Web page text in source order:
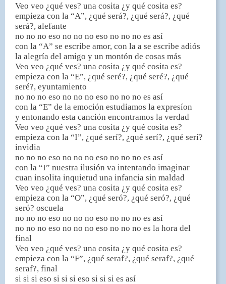
Veo veo ¿qué ves? una cosita ¿y qué cosita es?
empieza con la “A”, ¿qué será?, ¿qué será?, ¿qué
será?, alefante
no no no eso no no no eso no no no es así
con la “A” se escribe amor, con la a se escribe adiós
la alegría del amigo y un montón de cosas más
Veo veo ¿qué ves? una cosita ¿y qué cosita es?
empieza con la “E”, ¿qué seré?, ¿qué seré?, ¿qué
seré?, eyuntamiento
no no no eso no no no eso no no no es así
con la “E” de la emoción estudiamos la expresíon
y entonando esta canción encontramos la verdad
Veo veo ¿qué ves? una cosita ¿y qué cosita es?
empieza con la “I”, ¿qué serí?, ¿qué serí?, ¿qué serí?
invidia
no no no eso no no no eso no no no es así
con la “I” nuestra ilusión va intentando imaginar
cuan insolita inquietud una infancia sin maldad
Veo veo ¿qué ves? una cosita ¿y qué cosita es?
empieza con la “O”, ¿qué seró?, ¿qué seró?, ¿qué
seró? oscuela
no no no eso no no no eso no no no es así
no no no eso no no no eso no no no es la hora del
final
Veo veo ¿qué ves? una cosita ¿y qué cosita es?
empieza con la “F”, ¿qué seraf?, ¿qué seraf?, ¿qué
seraf?, final
si si si eso si si si eso si si si es así